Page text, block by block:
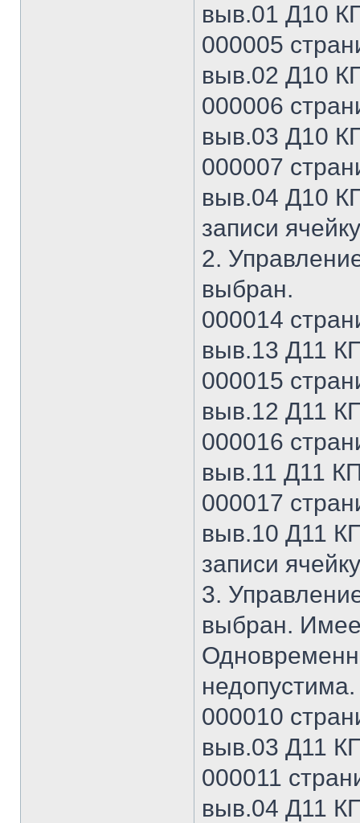
выв.01 Д10
000005
выв.02 Д10
000006
выв.03 Д10
000007
выв.04 Д10
записи
2.
выбран.
000014
выв.13 Д11
000015
выв.12 Д11
000016
выв.11 Д11
000017
выв.10 Д11
записи
3.
выбран.
недопустима.
000010
выв.03 Д11
000011
выв.04 Д11